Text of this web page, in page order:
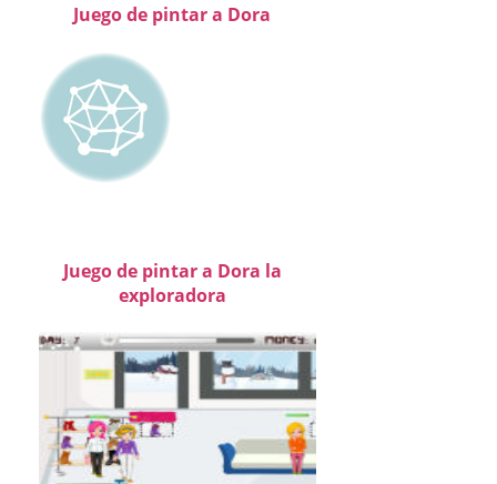
Juego de pintar a Dora
Juego de pintar a Dora la
exploradora